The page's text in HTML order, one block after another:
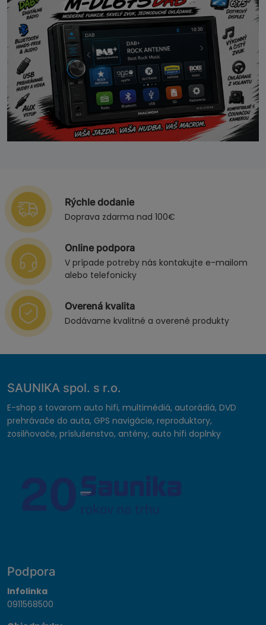
Rýchle dodanie
Doprava zdarma nad 100€
Online podpora
V prípade potreby nás kontakujte e-mailom
alebo telefonicky
Overená kvalita
Dodávame kvalitné a overené produkty
SAUNIKA spol. s r.o.
E-shop s tovarom auto hifi, multimédiá, autorádiá, DVD
prehrávače do auta, GPS navigácie, reproduktory,
zosilňovače, príslušenstvo, antény, auto hifi doplnky
Podpora
Infolinka
0911568500